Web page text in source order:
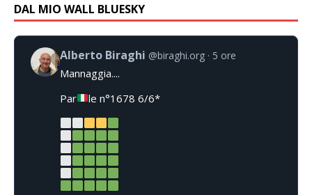
DAL MIO WALL BLUESKY
Alberto Biraghi @biraghi.org 5 ore
Mannaggia....
Par
le n°1678 6/6*